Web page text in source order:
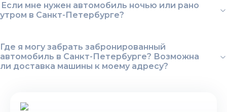
Если мне нужен автомобиль ночью или рано
утром в Санкт-Петербурге?
Где я могу забрать забронированный
автомобиль в Санкт-Петербурге? Возможна
ли доставка машины к моему адресу?